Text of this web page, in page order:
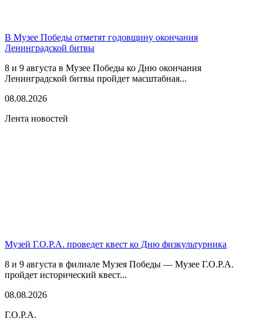
В Музее Победы отметят годовщину окончания
Ленинградской битвы
8 и 9 августа в Музее Победы ко Дню окончания
Ленинградской битвы пройдет масштабная...
08.08.2026
Лента новостей
Музей Г.О.Р.А. проведет квест ко Дню физкультурника
8 и 9 августа в филиале Музея Победы — Музее Г.О.Р.А.
пройдет исторический квест...
08.08.2026
Г.О.Р.А.